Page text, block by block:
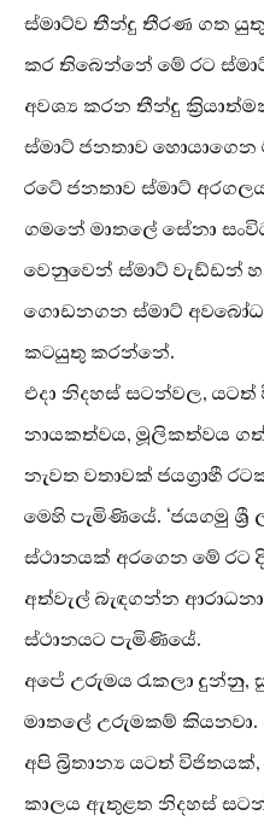
ස්මාට්ව තීන්දු තීරණ ගත යුතු
කර තිබෙන්නේ මේ රට
අවශ්‍ය කරන තීන්දු
ස්මාට් ජනතාව
රටේ ජනතාව ස්මාට්
ගමනේ මාතලේ සේනා
වෙනුවෙන් ස්මාට් වැඩ්ඩන්
ගොඩනගන ස්මාට්
කටයුතු කරන්නේ.
එදා නිදහස් සටන්වල,
නායකත්වය, මූලිකත්වය
නැවත වතාවක් ජයග්‍රාහී
මෙහි පැමිණියේ. ‘ජයගමු
ස්ථානයක් අරගෙන මේ රට
අත්වැල් බැඳගන්න
ස්ථානයට පැමිණියේ.
අපේ උරුමය රැකලා දුන්නු,
මාතලේ උරුමකම් කියනවා.
අපි බ්‍රිතාන්‍ය යටත්
කාලය ඇතුළත නිදහස්